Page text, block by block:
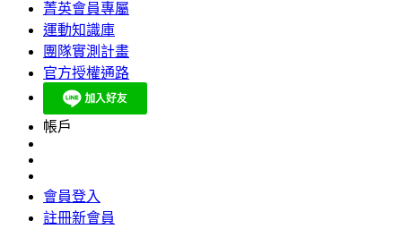
菁英會員專屬
運動知識庫
團隊實測計畫
官方授權通路
帳戶
會員登入
註冊新會員